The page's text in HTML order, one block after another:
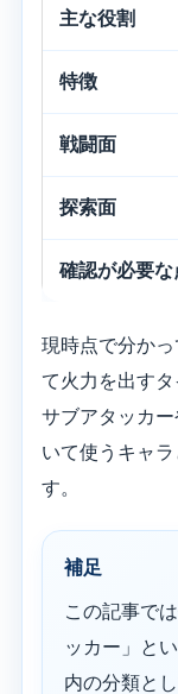
主な役割
特徴
戦闘面
探索面
確認が必要な
現時点で分か
て火力を出す
サブアタッカ
いて使うキャ
す。
補足
この記事で
ッカー」と
内の分類と